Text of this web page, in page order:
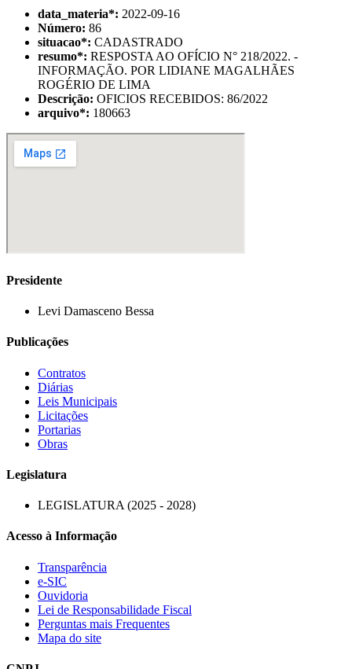
data_materia*: 2022-09-16
Número: 86
situacao*: CADASTRADO
resumo*: RESPOSTA AO OFÍCIO N° 218/2022. -
INFORMAÇÃO. POR LIDIANE MAGALHÃES
ROGÉRIO DE LIMA
Descrição: OFICIOS RECEBIDOS: 86/2022
arquivo*: 180663
Presidente
Levi Damasceno Bessa
Publicações
Contratos
Diárias
Leis Municipais
Licitações
Portarias
Obras
Legislatura
LEGISLATURA (2025 - 2028)
Acesso à Informação
Transparência
e-SIC
Ouvidoria
Lei de Responsabilidade Fiscal
Perguntas mais Frequentes
Mapa do site